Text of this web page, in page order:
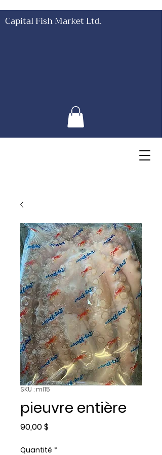
Capital Fish Market Ltd.
SKU : ml15
pieuvre entière
90,00 $
Quantité *